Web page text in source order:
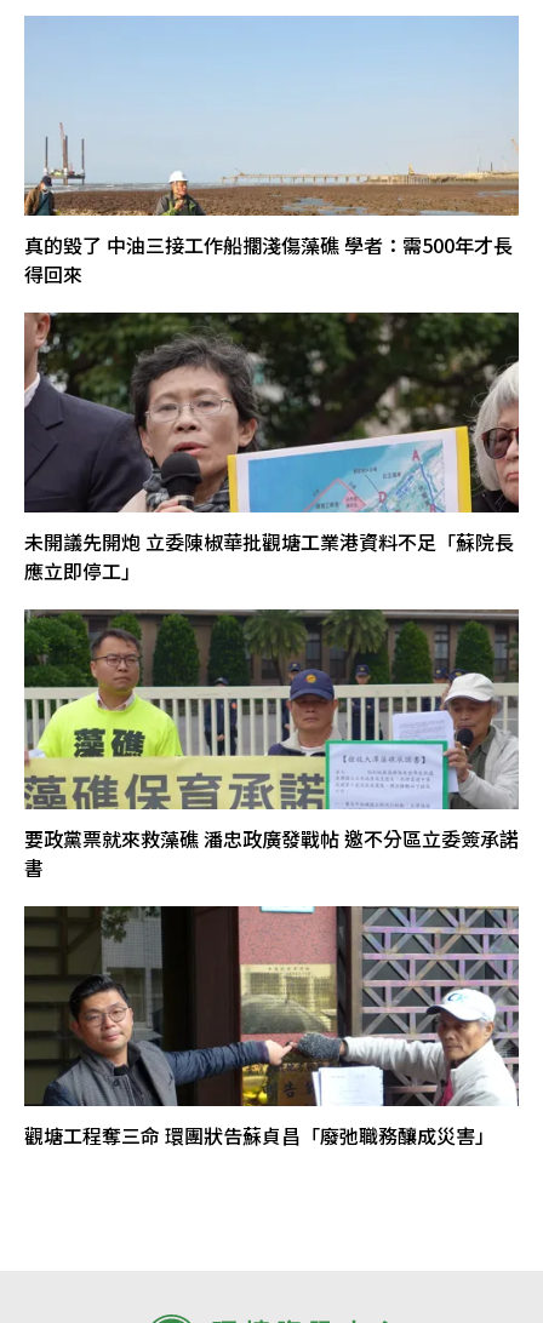
真的毀了 中油三接工作船擱淺傷藻礁 學者：需500年才長
得回來
未開議先開炮 立委陳椒華批觀塘工業港資料不足「蘇院長
應立即停工」
要政黨票就來救藻礁 潘忠政廣發戰帖 邀不分區立委簽承諾
書
觀塘工程奪三命 環團狀告蘇貞昌「廢弛職務釀成災害」